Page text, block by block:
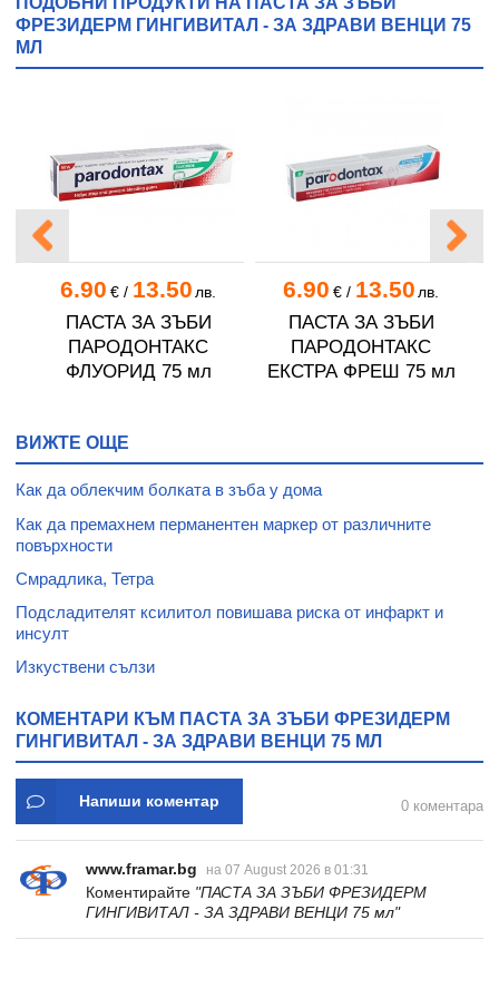
ФРЕЗИДЕРМ ГИНГИВИТАЛ - ЗА ЗДРАВИ ВЕНЦИ 75
МЛ
6.90 €/ 13.50 лв.
ПАСТА ЗА ЗЪБИ
ПАРОДОНТАКС
ФЛУОРИД 75 мл
6.90 €/ 13.50 лв.
ПАСТА ЗА ЗЪБИ
ПАРОДОНТАКС
ЕКСТРА ФРЕШ 75 мл
ВИЖТЕ ОЩЕ
Как да облекчим болката в зъба у дома
Как да премахнем перманентен маркер от различните
повърхности
Смрадлика, Тетра
Подсладителят ксилитол повишава риска от инфаркт и
инсулт
Изкуствени сълзи
КОМЕНТАРИ КЪМ ПАСТА ЗА ЗЪБИ ФРЕЗИДЕРМ
ГИНГИВИТАЛ - ЗА ЗДРАВИ ВЕНЦИ 75 МЛ
Напиши коментар 0 коментара
www.framar.bg на 07 August 2026 в 01:31
Коментирайте "ПАСТА ЗА ЗЪБИ ФРЕЗИДЕРМ
ГИНГИВИТАЛ - ЗА ЗДРАВИ ВЕНЦИ 75 мл"